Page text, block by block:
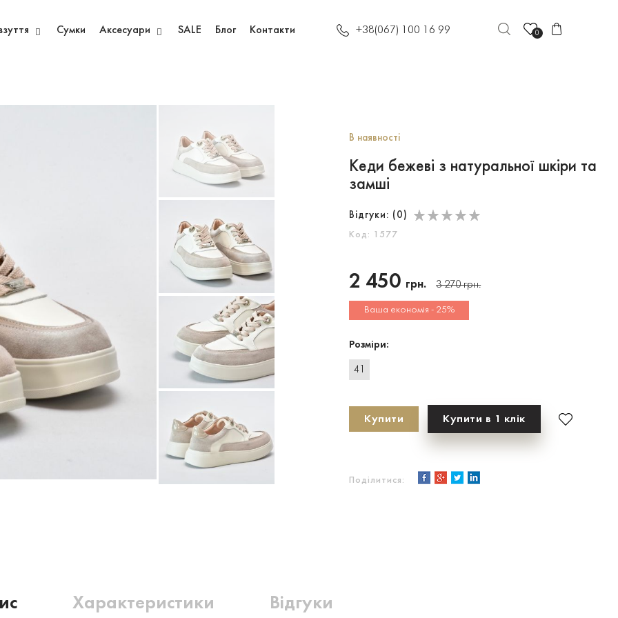
Сумки Аксесуари SALE Блог Контакти +38(067) 100 16 99 0
В наявності
Кеди бежеві з натуральної шкіри та
замші
Відгуки: ( 0 )
Код: 1577
2 450 грн. 3 270грн.
Ваша економія - 25%
Розміри:
41
Купити Купити в 1 клік
Поділитися:
Характеристики Відгуки